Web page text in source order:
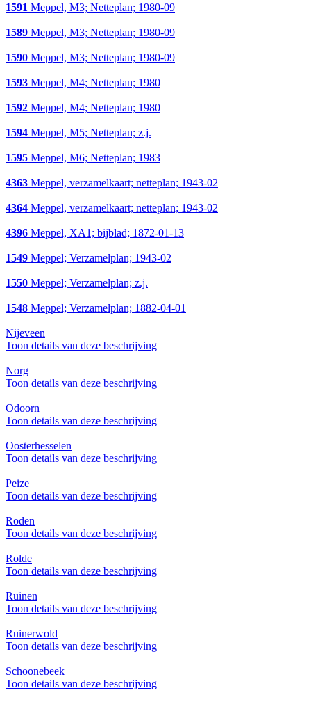
1591 Meppel, M3; Netteplan; 1980-09
1589 Meppel, M3; Netteplan; 1980-09
1590 Meppel, M3; Netteplan; 1980-09
1593 Meppel, M4; Netteplan; 1980
1592 Meppel, M4; Netteplan; 1980
1594 Meppel, M5; Netteplan; z.j.
1595 Meppel, M6; Netteplan; 1983
4363 Meppel, verzamelkaart; netteplan; 1943-02
4364 Meppel, verzamelkaart; netteplan; 1943-02
4396 Meppel, XA1; bijblad; 1872-01-13
1549 Meppel; Verzamelplan; 1943-02
1550 Meppel; Verzamelplan; z.j.
1548 Meppel; Verzamelplan; 1882-04-01
Nijeveen
Toon details van deze beschrijving
Norg
Toon details van deze beschrijving
Odoorn
Toon details van deze beschrijving
Oosterhesselen
Toon details van deze beschrijving
Peize
Toon details van deze beschrijving
Roden
Toon details van deze beschrijving
Rolde
Toon details van deze beschrijving
Ruinen
Toon details van deze beschrijving
Ruinerwold
Toon details van deze beschrijving
Schoonebeek
Toon details van deze beschrijving